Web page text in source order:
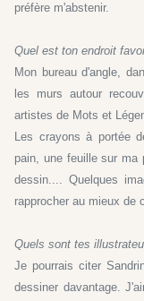
préfère m'abstenir.
Quel est ton endroit
Mon bureau d'angle,
les murs autour
artistes de Mots et
Les crayons à portée
pain, une feuille sur ma
dessin.... Quelques
rapprocher au mieux de
Quels sont tes
Je pourrais citer
dessiner davantage.